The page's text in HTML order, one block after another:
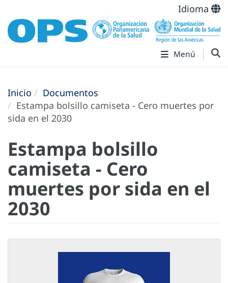
Idioma
Menú
Inicio
Documentos
Estampa bolsillo camiseta - Cero muertes por
sida en el 2030
Estampa bolsillo
camiseta - Cero
muertes por sida en el
2030